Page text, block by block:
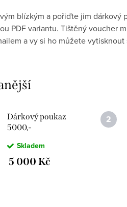
blízkým a pořiďte jim dárkový
PDF variantu. Tištěný voucher
a vy si ho můžete vytisknout
Dárkový poukaz
5000,-
Skladem
5 000 Kč